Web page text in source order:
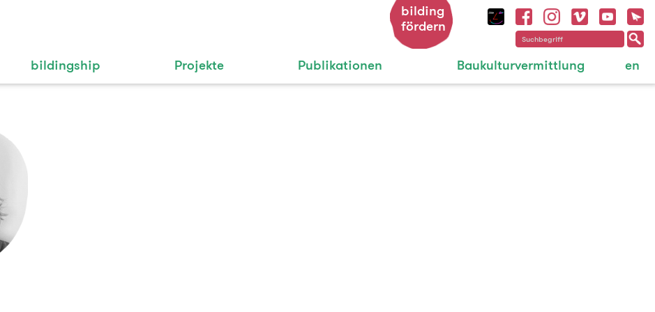
bildingship Projekte Publikationen Baukulturvermittlung en
bilding
fördern